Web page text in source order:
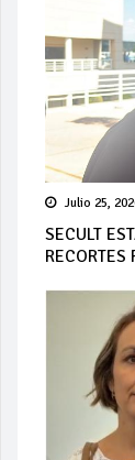
Julio 25,
SECULT
RECORTES